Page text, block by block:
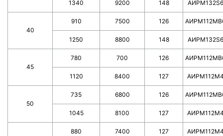
1340 9200 148
40
910 7500 126
1250 8800 148
45
780 700 126
1120 8400 127
50
735 6800 126
1045 8100 127
880 7400 127